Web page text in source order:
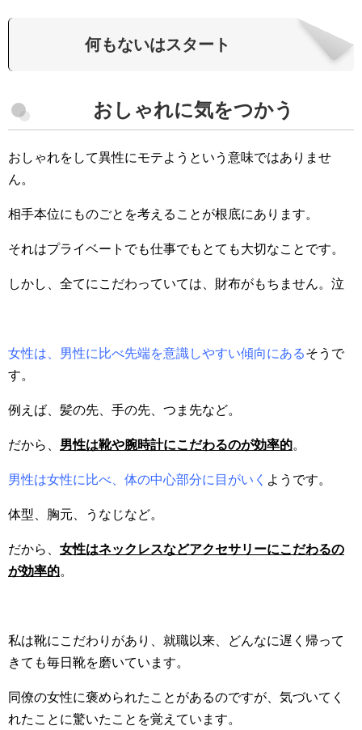
何もないはスタート
おしゃれに気をつかう
おしゃれをして異性にモテようという意味ではありませ
ん。
相手本位にものごとを考えることが根底にあります。
それはプライベートでも仕事でもとても大切なことです。
しかし、全てにこだわっていては、財布がもちません。泣
女性は、男性に比べ先端を意識しやすい傾向にあるそうで
す。
例えば、髪の先、手の先、つま先など。
だから、 男性は靴や腕時計にこだわるのが効率的。
男性は女性に比べ、体の中心部分に目がいく ようです。
体型、胸元、うなじなど。
だから、 女性はネックレスなどアクセサリーにこだわるの
が効率的。
私は靴にこだわりがあり、就職以来、どんなに遅く帰って
きても毎日靴を磨いています。
同僚の女性に褒められたことがあるのですが、気づいてく
れたことに驚いたことを覚えています。